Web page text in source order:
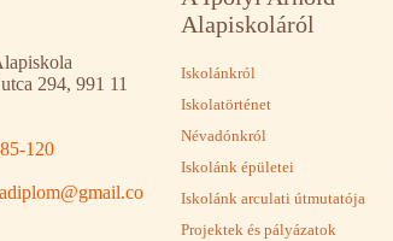
294, 991 11
120
Alapiskoláról
Iskolánkról
Iskolatörténet
Névadónkról
Iskolánk épületei
Iskolánk arculati útmutatója
Projektek és pályázatok